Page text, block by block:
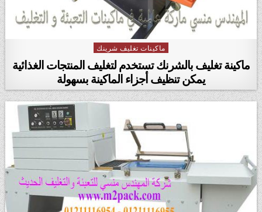
Posted in
ماكينات تغليف شرينك
ماكينة تغليف بالشرنك تستخدم لتغليف المنتجات الغذائية
يمكن تنظيف أجزاء الماكينة بسهولة